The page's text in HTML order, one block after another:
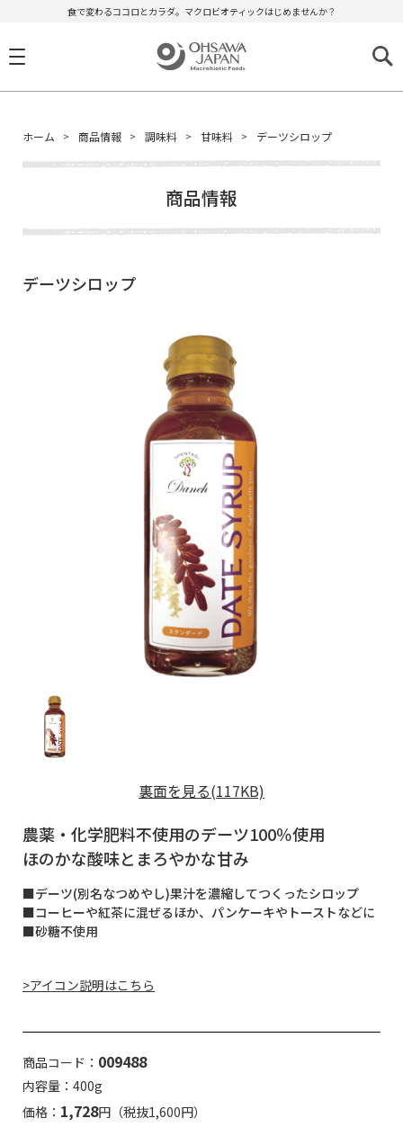
食で変わるココロとカラダ。マクロビオティックはじめませんか？
ホーム 商品情報 調味料 甘味料 デーツシロップ
商品情報
デーツシロップ
裏面を見る(117KB)
農薬・化学肥料不使用のデーツ100％使用
ほのかな酸味とまろやかな甘み
■デーツ(別名なつめやし)果汁を濃縮してつくったシロップ
■コーヒーや紅茶に混ぜるほか、パンケーキやトーストなどに
■砂糖不使用
>アイコン説明はこちら
商品コード： 009488
内容量：400g
価格： 1,728円（税抜1,600円）